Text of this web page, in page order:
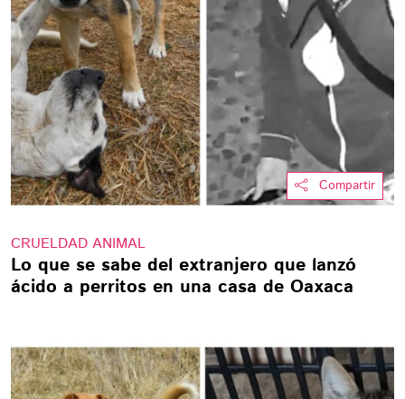
Compartir
CRUELDAD ANIMAL
Lo que se sabe del extranjero que lanzó
ácido a perritos en una casa de Oaxaca